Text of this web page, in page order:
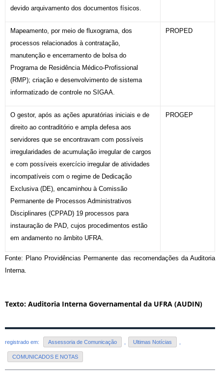
devido arquivamento dos documentos físicos.
Mapeamento, por meio de fluxograma, dos
processos relacionados à contratação,
manutenção e encerramento de bolsa do
Programa de Residência Médico-Profissional
(RMP); criação e desenvolvimento de sistema
informatizado de controle no SIGAA.
PROPED
O gestor, após as ações apuratórias iniciais e de
direito ao contraditório e ampla defesa aos
servidores que se encontravam com possíveis
irregularidades de acumulação irregular de cargos
e com possíveis exercício irregular de atividades
incompatíveis com o regime de Dedicação
Exclusiva (DE), encaminhou à Comissão
Permanente de Processos Administrativos
Disciplinares (CPPAD) 19 processos para
instauração de PAD, cujos procedimentos estão
em andamento no âmbito UFRA.
PROGEP
Fonte: Plano Providências Permanente das recomendações da Auditoria
Interna.
Texto: Auditoria Interna Governamental da UFRA (AUDIN)
registrado em: Assessoria de Comunicação Ultimas Notícias
COMUNICADOS E NOTAS